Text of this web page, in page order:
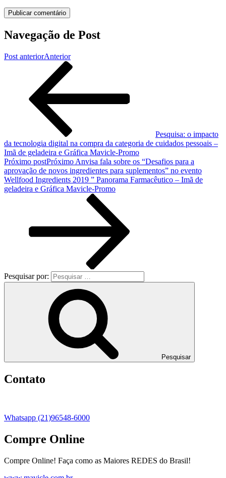
Navegação de Post
Post anteriorAnterior
Pesquisa: o impacto
da tecnologia digital na compra da categoria de cuidados pessoais –
Imã de geladeira e Gráfica Mavicle-Promo
Próximo postPróximo Anvisa fala sobre os “Desafios para a
aprovação de novos ingredientes para suplementos” no evento
Wellfood Ingredients 2019 ” Panorama Farmacêutico – Imã de
geladeira e Gráfica Mavicle-Promo
Pesquisar por:
Pesquisar
Contato
Whatsapp (21)96548-6000
Compre Online
Compre Online! Faça como as Maiores REDES do Brasil!